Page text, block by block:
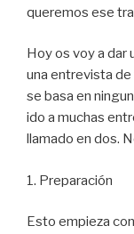
queremos ese
Hoy os voy a dar
una entrevista
se basa en
ido a muchas
llamado en dos.
1. Preparación
Esto empieza